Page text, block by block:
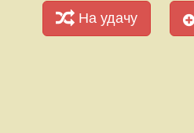
На удачу